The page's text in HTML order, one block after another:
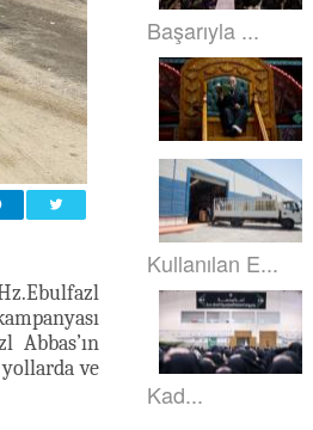
Abbas’ın
ve
Başarıyla ...
Kullanılan E...
Kad...